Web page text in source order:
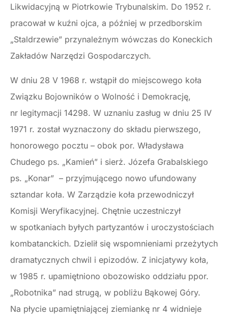
Likwidacyjną w Piotrkowie Trybunalskim. Do 1952 r.
pracował w kuźni ojca, a później w przedborskim
„Staldrzewie” przynależnym wówczas do Koneckich
Zakładów Narzędzi Gospodarczych.
W dniu 28 V 1968 r. wstąpił do miejscowego koła
Związku Bojowników o Wolność i Demokrację,
nr legitymacji 14298. W uznaniu zasług w dniu 25 IV
1971 r. został wyznaczony do składu pierwszego,
honorowego pocztu – obok por. Władysława
Chudego ps. „Kamień” i sierż. Józefa Grabalskiego
ps. „Konar” – przyjmującego nowo ufundowany
sztandar koła. W Zarządzie koła przewodniczył
Komisji Weryfikacyjnej. Chętnie uczestniczył
w spotkaniach byłych partyzantów i uroczystościach
kombatanckich. Dzielił się wspomnieniami przeżytych
dramatycznych chwil i epizodów. Z inicjatywy koła,
w 1985 r. upamiętniono obozowisko oddziału ppor.
„Robotnika” nad strugą, w pobliżu Bąkowej Góry.
Na płycie upamiętniającej ziemiankę nr 4 widnieje